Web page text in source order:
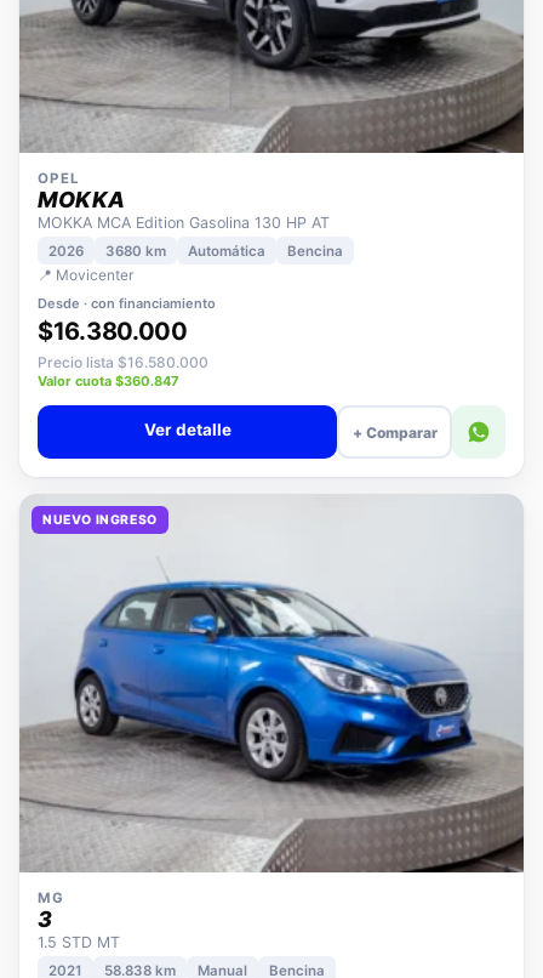
OPEL
MOKKA
MOKKA MCA Edition Gasolina 130 HP AT
2026 3680 km
📍 Movicenter
Desde · con financiamiento
$16.380.000
Precio lista $16.580.000
Valor cuota $360.847
+ Comparar
MG
3
1.5 STD MT